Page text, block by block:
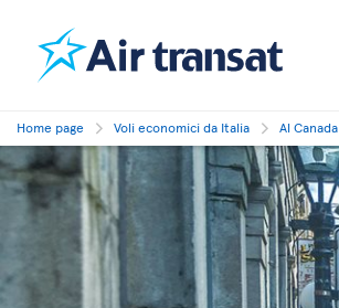
Home page Voli economici da Italia Al Canada